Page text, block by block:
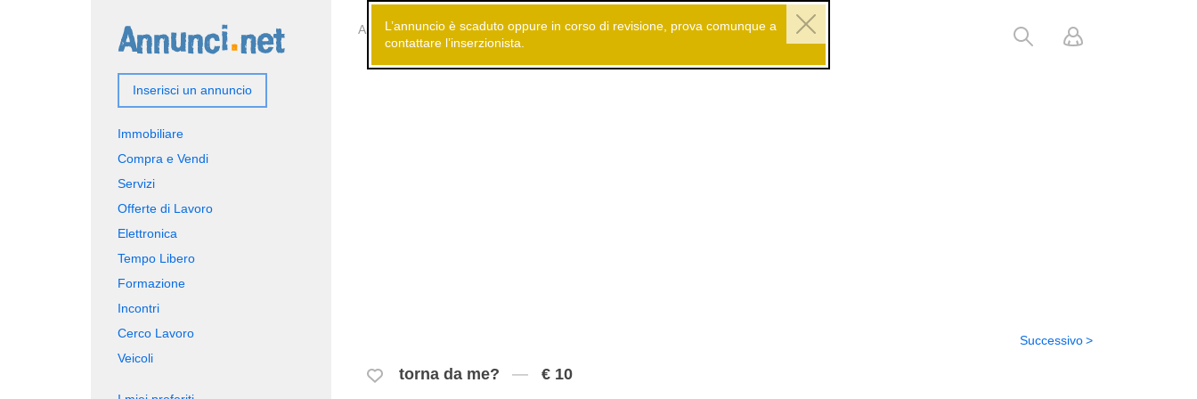
Annunci gratuiti Servizi Astrologia - Cartomanzia
L’annuncio è scaduto oppure in corso di revisione, prova comunque a
contattare l’inserzionista.
torna da me? € 10
Successivo
Inserisci un annuncio
Immobiliare
Compra e Vendi
Servizi
Offerte di Lavoro
Elettronica
Tempo Libero
Formazione
Incontri
Cerco Lavoro
Veicoli